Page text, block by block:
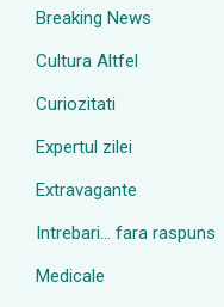
Breaking News
Cultura Altfel
Curiozitati
Expertul zilei
Extravagante
Intrebari… fara raspuns
Medicale